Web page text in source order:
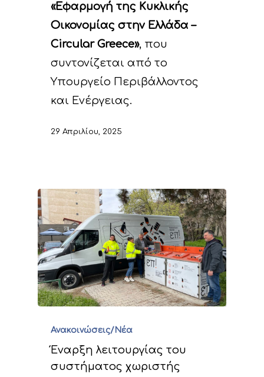
«Εφαρμογή της Κυκλικής
Οικονομίας στην Ελλάδα –
Circular Greece», που
συντονίζεται από το
Υπουργείο Περιβάλλοντος
και Ενέργειας.
29 Απριλίου, 2025
Ανακοινώσεις/Νέα
Έναρξη λειτουργίας του
συστήματος χωριστής